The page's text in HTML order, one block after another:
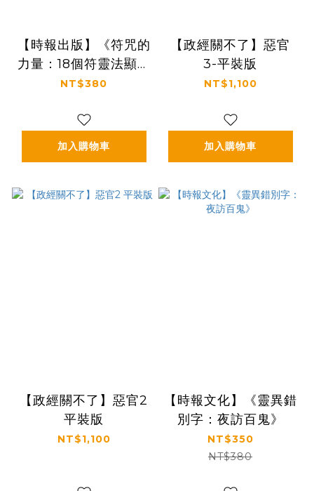
【時報出版】《符咒的
力量：18個符靈法顯、
驅動幸福的驚奇故事
親自繪製【招財符】
【人緣符】【平安符】
【防小人符】)》
NT$380
加入購物車
【政經關不了】惡官
3-平裝版
NT$1,100
加入購物車
【政經關不了】惡官2
平裝版
NT$1,100
【時報文化】《靈異錯
別字：夜訪百鬼》
NT$350
NT$380